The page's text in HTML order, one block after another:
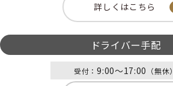
詳しくはこちら
ドライバー手配
受付：9:00～17:00 （無休）